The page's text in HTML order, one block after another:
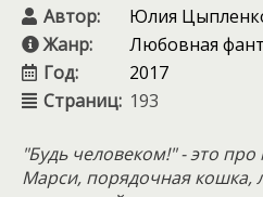
Автор:
Юлия
Жанр:
Любовная
Год:
2017
Страниц: 193
"Будь человеком!" - это
Марси, порядочная кошка,